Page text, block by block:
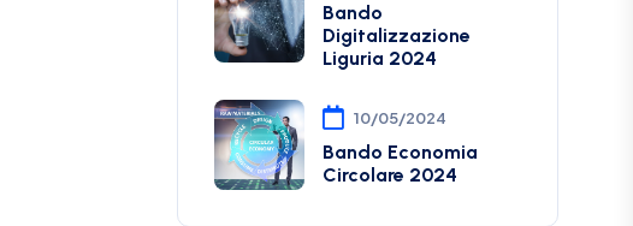
Bando
Digitalizzazione
Liguria 2024
10/05/2024
Bando Economia
Circolare 2024